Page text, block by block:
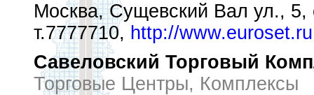
Москва, Сущевский Вал ул., 5,
т.7777710, http://www.euroset.ru
Савеловский Торговый
Торговые Центры, Комплексы